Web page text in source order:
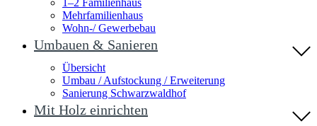
1–2 Familienhaus
Mehrfamilienhaus
Wohn-/ Gewerbebau
Umbauen & Sanieren
Übersicht
Umbau / Aufstockung / Erweiterung
Sanierung Schwarzwaldhof
Mit Holz einrichten